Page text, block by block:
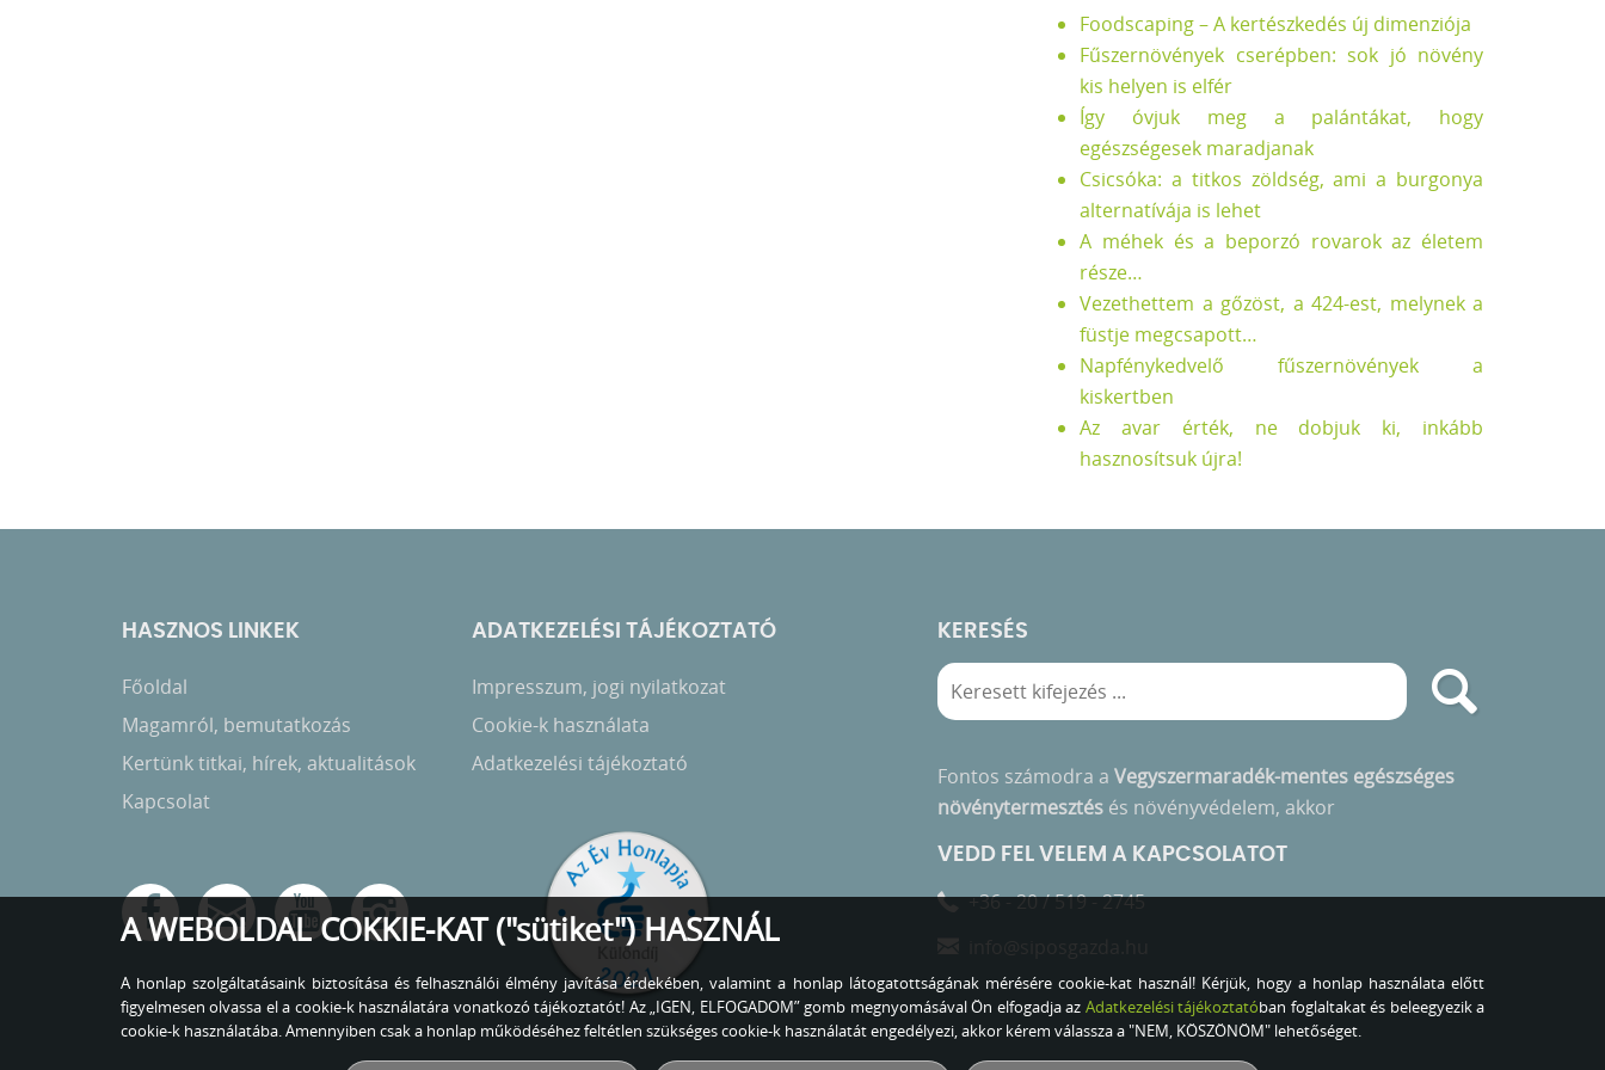
Foodscaping – A kertészkedés új dimenziója
Fűszernövények cserépben: sok jó növény
kis helyen is elfér
Így óvjuk meg a palántákat, hogy
egészségesek maradjanak
Csicsóka: a titkos zöldség, ami a burgonya
alternatívája is lehet
A méhek és a beporzó rovarok az életem
része…
Vezethettem a gőzöst, a 424-est, melynek a
füstje megcsapott…
Napfénykedvelő fűszernövények a
kiskertben
Az avar érték, ne dobjuk ki, inkább
hasznosítsuk újra!
HASZNOS LINKEK
Főoldal
Magamról, bemutatkozás
Kertünk titkai, hírek, aktualitások
Kapcsolat
ADATKEZELÉSI TÁJÉKOZTATÓ
Impresszum, jogi nyilatkozat
Cookie-k használata
Adatkezelési tájékoztató
KERESÉS
Fontos számodra a Vegyszermaradék-mentes egészséges
növénytermesztésés növényvédelem, akkor
VEDD FEL VELEM A KAPCSOLATOT
+36 - 20 / 519 - 2745
A WEBOLDAL COKKIE-KAT ("sütiket") HASZNÁL
A honlap szolgáltatásaink biztosítása és felhasználói élmény javítása érdekében, valamint a honlap látogatottságának mérésére cookie-kat használ! Kérjük, hogy a honlap használata előtt
figyelmesen olvassa el a cookie-k használatára vonatkozó tájékoztatót! Az „IGEN, ELFOGADOM” gomb megnyomásával Ön elfogadja az Adatkezelési tájékoztatóban foglaltakat és beleegyezik a
cookie-k használatába. Amennyiben csak a honlap működéséhez feltétlen szükséges cookie-k használatát engedélyezi, akkor kérem válassza a "NEM, KÖSZÖNÖM" lehetőséget.